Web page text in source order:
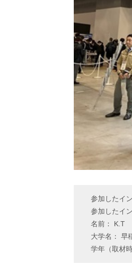
参加したイ
参加したイ
名前： K.T
大学名： 早
学年（取材